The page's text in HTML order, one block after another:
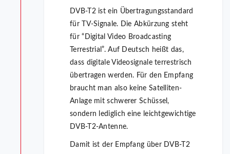
DVB-T2 ist ein Übertragungsstandard
für TV-Signale. Die Abkürzung steht
für “Digital Video Broadcasting
Terrestrial”. Auf Deutsch heißt das,
dass digitale Videosignale terrestrisch
übertragen werden. Für den Empfang
braucht man also keine Satelliten-
Anlage mit schwerer Schüssel,
sondern lediglich eine leichtgewichtige
DVB-T2-Antenne.
Damit ist der Empfang über DVB-T2